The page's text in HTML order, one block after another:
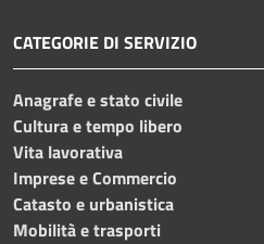
CATEGORIE DI SERVIZIO
Anagrafe e stato civile
Cultura e tempo libero
Vita lavorativa
Imprese e Commercio
Catasto e urbanistica
Mobilità e trasporti